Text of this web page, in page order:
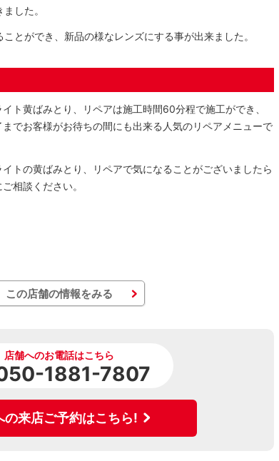
した。
とができ、新品の様なレンズにする事が出来ました。
ト黄ばみとり、リペアは施工時間60分程で施工ができ、
までお客様がお待ちの間にも出来る人気のリペアメニューで
トの黄ばみとり、リペアで気になることがございましたら
相談ください。
この店舗の情報をみる
店舗へのお電話はこちら
1881-7807
の来店ご予約はこちら!